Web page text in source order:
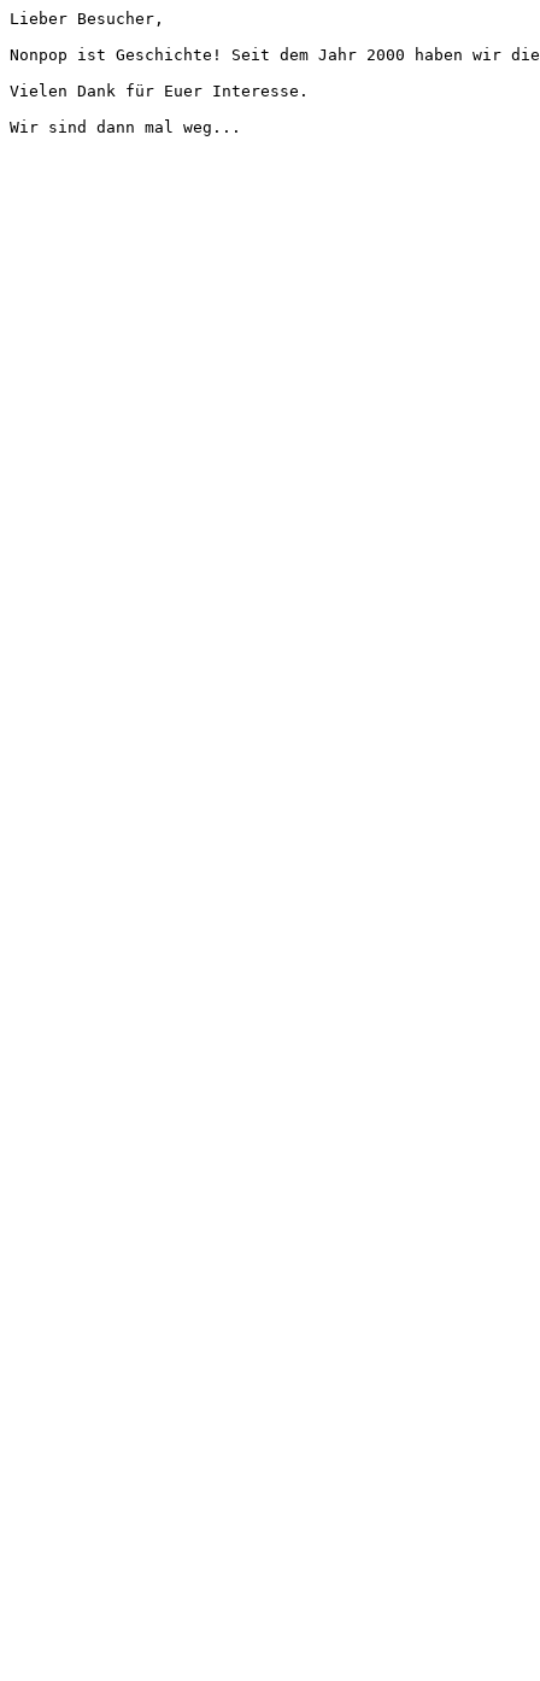
Lieber Besucher,
Nonpop ist Geschichte! Seit dem Jahr 2000 haben wir
Vielen Dank für Euer Interesse.
Wir sind dann mal weg...